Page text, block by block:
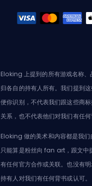
Eloking 上提到的所有游戏名称、
归各自的持有人所有。我们提到
便你识别，不代表我们跟这些商
关系，也不代表他们对我们有任何
Eloking 做的美术和内容都是我们
只能算是粉丝向 fan art，跟文中
有任何官方合作或关联。也没有
持有人对我们有任何背书或认可。